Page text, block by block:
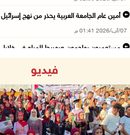
أمين عام الجامعة العربية يحذر من نهج
07/آب/2026 01:41 م
مستعمرون يهاجمون صهريجا للمياه في خلايل
07/آب/2026 12:08 م
أسعار النفط تواصل الصعود وسط مخاوف
07/آب/2026 10:25 ص
فيديو
Next